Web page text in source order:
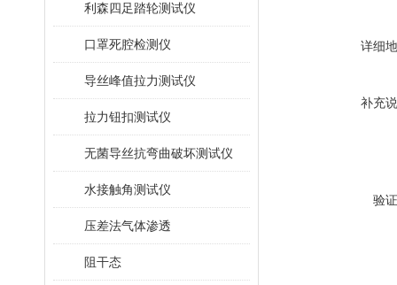
利森四足踏轮测试仪
口罩死腔检测仪
导丝峰值拉力测试仪
拉力钮扣测试仪
无菌导丝抗弯曲破坏测试仪
水接触角测试仪
压差法气体渗透
阻干态
详细
补充
验